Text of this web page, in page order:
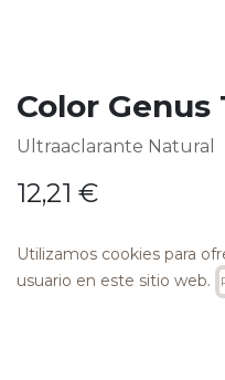
Color Genus
Ultraaclarante Natural
12,21 €
AÑADIR A
Utilizamos cookies para
usuario en este sitio web.